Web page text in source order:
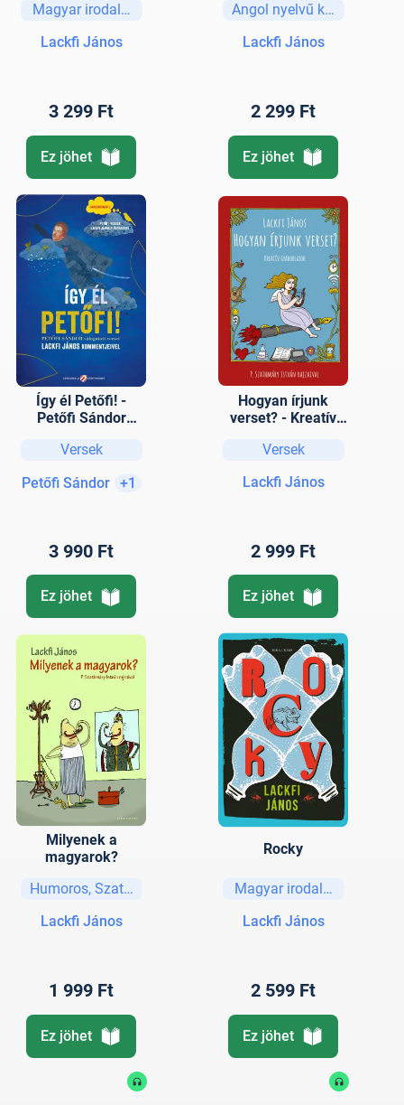
Magyar irodalom
Lackfi János
3 299 Ft
Ez jöhet
Angol nyelvű könyvek
Lackfi János
2 299 Ft
Ez jöhet
Így él Petőfi! -
Petőfi Sándor
Lackfi János
Versek
Petőfi Sándor
+1
3 990 Ft
Ez jöhet
Hogyan írjunk
verset? - Kreatív
Versek
Lackfi János
2 999 Ft
Ez jöhet
Milyenek a
magyarok?
Humoros, Szatíra
Lackfi János
1 999 Ft
Ez jöhet
Rocky
Magyar irodalom
Lackfi János
2 599 Ft
Ez jöhet